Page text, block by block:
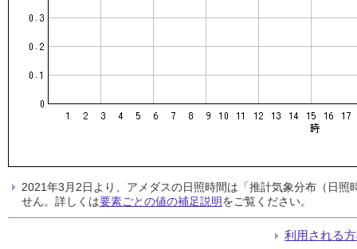
2021年3月2日より、アメダスの日照時間は「推計気象分布（日
せん。詳しくは要素ごとの値の補足説明をご覧ください。
利用される